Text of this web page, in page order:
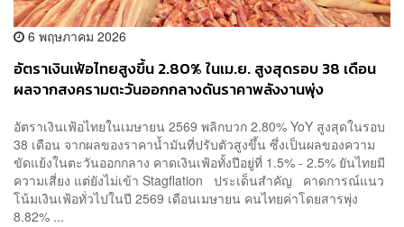
6 พฤษภาคม 2026
อัตราเงินเฟ้อไทยสูงขึ้น 2.80% ในเม.ย. สูงสุดรอบ 38 เดือน
ผลจากสงครามตะวันออกกลางดันราคาพลังงานพุ่ง
อัตราเงินเฟ้อไทยในเมษายน 2569 พลิกบวก 2.80% YoY สูงสุดในรอบ
38 เดือน จากผลของราคาน้ำมันที่ปรับตัวสูงขึ้น ซึ่งเป็นผลของความ
ขัดแย้งในตะวันออกกลาง คาดเงินเฟ้อทั้งปีอยู่ที่ 1.5% - 2.5% ยันไทยมี
ความเสี่ยง แต่ยังไม่เข้า Stagflation ประเด็นสำคัญ คาดการณ์แนว
โน้มเงินเฟ้อทั่วไปในปี 2569 เดือนเมษายน คนไทยค่าโดยสารพุ่ง
8.82% ...